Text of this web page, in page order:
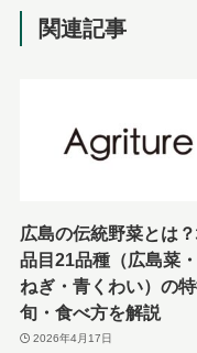
関連記事
広島の伝統野菜とは
品目21品種（広島菜
ねぎ・青くわい）の
旬・食べ方を解説
2026年4月17日